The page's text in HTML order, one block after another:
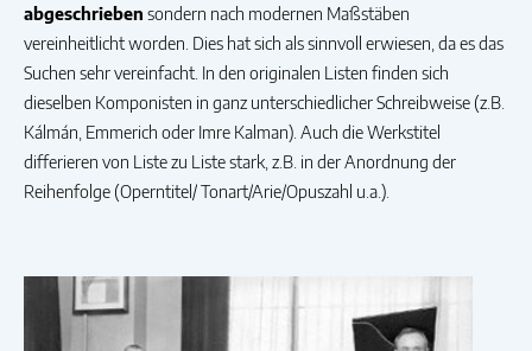
abgeschrieben sondern nach modernen Maßstäben
vereinheitlicht worden. Dies hat sich als sinnvoll erwiesen, da es das
Suchen sehr vereinfacht. In den originalen Listen finden sich
dieselben Komponisten in ganz unterschiedlicher Schreibweise (z.B.
Kálmán, Emmerich oder Imre Kalman). Auch die Werkstitel
differieren von Liste zu Liste stark, z.B. in der Anordnung der
Reihenfolge (Operntitel/ Tonart/Arie/Opuszahl u.a.).